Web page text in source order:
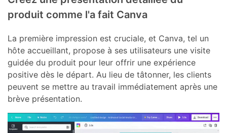
produit comme l'a fait Canva
La première impression est cruciale, et Canva, tel un
hôte accueillant, propose à ses utilisateurs une visite
guidée du produit pour leur offrir une expérience
positive dès le départ. Au lieu de tâtonner, les clients
peuvent se mettre au travail immédiatement après une
brève présentation.